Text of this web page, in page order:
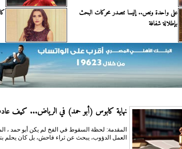
على واحدة ونص.. إليسا تتصدر محركات البحث
بإطلالة شفافة
نهاية كابوس (أبو حمد) في الرياض... كيف عادت 500 ألف ريال
المقدمة: لحظة السقوط في الفخ لم يكن أبو حمد ،
العمل الدؤوب، يبحث عن ثراء فاحش، بل كان يحلم